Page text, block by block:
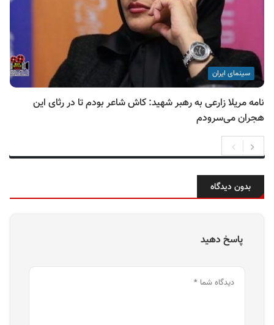
سینمای ایران
نامه مریلا زارعی به رهبر شهید: کاش شاعر بودم تا در رثای این
هجران می‌سرودم
بدون دیدگاه
پاسخ دهید